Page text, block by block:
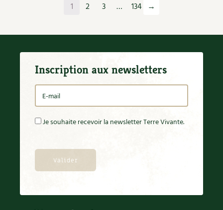
Paille
Panais
Parasite
Partenariat
Participatif
Patate douce
Pelouse
Permaculture
1 2 3 … 134 →
Inscription aux newsletters
Je souhaite recevoir la newsletter Terre Vivante.